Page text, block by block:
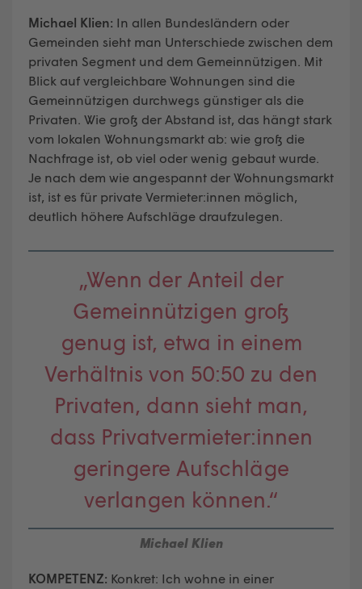
Michael Klien: In allen Bundesländern oder
Gemeinden sieht man Unterschiede zwischen dem
privaten Segment und dem Gemeinnützigen. Mit
Blick auf vergleichbare Wohnungen sind die
Gemeinnützigen durchwegs günstiger als die
Privaten. Wie groß der Abstand ist, das hängt stark
vom lokalen Wohnungsmarkt ab: wie groß die
Nachfrage ist, ob viel oder wenig gebaut wurde.
Je nach dem wie angespannt der Wohnungsmarkt
ist, ist es für private Vermieter:innen möglich,
deutlich höhere Aufschläge draufzulegen.
„Wenn der Anteil der
Gemeinnützigen groß
genug ist, etwa in einem
Verhältnis von 50:50 zu den
Privaten, dann sieht man,
dass Privatvermieter:innen
geringere Aufschläge
verlangen können.“
Michael Klien
KOMPETENZ: Konkret: Ich wohne in einer